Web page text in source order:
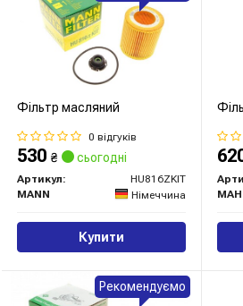
Фільтр масляний
0 відгуків
530 ₴ сьогодні
Артикул:
HU816ZKIT
MANN
Німеччина
Купити
Рекомендуємо